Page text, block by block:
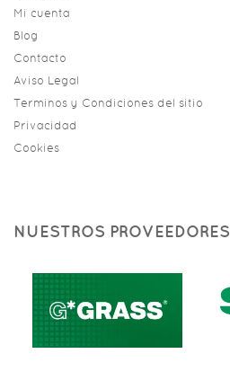
Mi cuenta
Blog
Contacto
Aviso Legal
Terminos y Condiciones del sitio
Privacidad
Cookies
NUESTROS PROVEEDORES